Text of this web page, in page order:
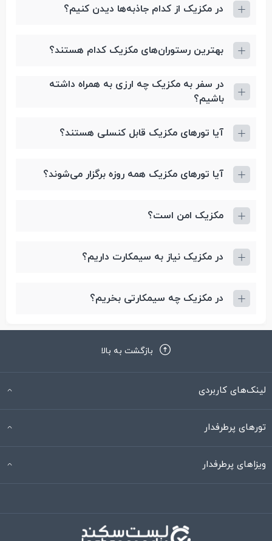
در مکزیک از کدام جاذبه‌ها دیدن کنیم؟
بهترین رستوران‌های مکزیک کدام هستند؟
در سفر به مکزیک چه ارزی به همراه داشته
باشیم؟
آیا تورهای مکزیک قابل کنسلی هستند؟
آیا تورهای مکزیک همه روزه برگزار می‌شوند؟
مکزیک امن است؟
در مکزیک نیاز به سیمکارت داریم؟
در مکزیک چه سیمکارتی بخریم؟
بازگشت به بالا
لینک‌های کاربردی
تورهای پرطرفدار
ویزاهای پرطرفدار